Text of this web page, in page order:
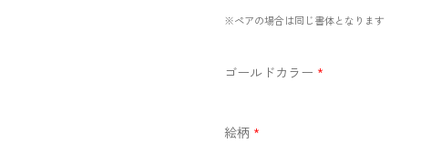
※ペアの場合は同じ書体となります
ゴールドカラー *
絵柄 *